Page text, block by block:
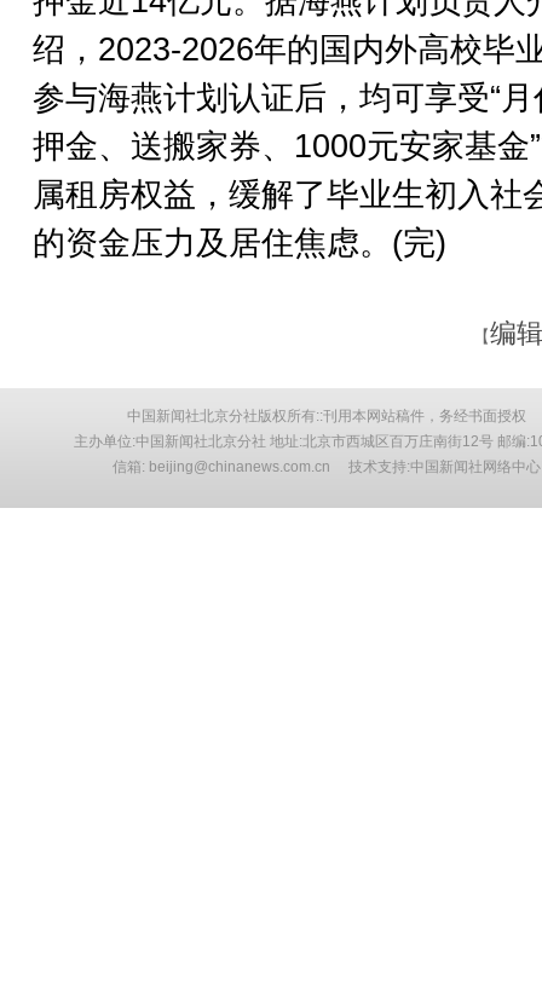
绍，2023-2026年的国内外高校毕
参与海燕计划认证后，均可享受“
押金、送搬家券、1000元安家基金
属租房权益，缓解了毕业生初入社
的资金压力及居住焦虑。(完)
【编
中国新闻社北京分社版权所有::刊用本网站稿件，务经书面授权
主办单位:中国新闻社北京分社 地址:北京市西城区百万庄南街12号 邮编
信箱: beijing@chinanews.com.cn 技术支持:中国新闻社网络中心